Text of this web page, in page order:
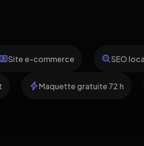
e-commerce SEO local
Maquette gratuite 72 h